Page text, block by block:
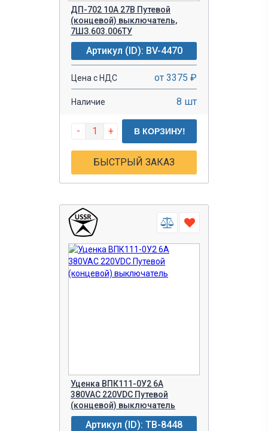
ДП-702 10А 27В Путевой
(концевой) выключатель,
7ШЗ.603.006ТУ
Артикул (ID): BV-4470
Цена с НДС от 3375 ₽
Наличие 8 шт
- + В КОРЗИНУ!
БЫСТРЫЙ ЗАКАЗ
Уценка ВПК111-0У2 6А
380VAC 220VDC Путевой
(концевой) выключатель
Артикул (ID): TB-8448